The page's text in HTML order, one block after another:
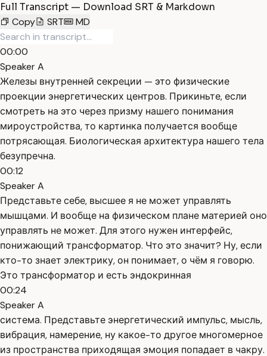
Full Transcript — Download SRT & Markdown
Copy
SRT MD
00:00
Speaker A
Железы внутренней секреции — это физические
проекции энергетических центров. Прикиньте, если
смотреть на это через призму нашего понимания
мироустройства, то картинка получается вообще
потрясающая. Биологическая архитектура нашего тела
безупречна.
00:12
Speaker A
Представьте себе, высшее я не может управлять
мышцами. И вообще на физическом плане материей оно
управлять не может. Для этого нужен интерфейс,
понижающий трансформатор. Что это значит? Ну, если
кто-то знает электрику, он понимает, о чём я говорю.
Это трансформатор и есть эндокринная
00:24
Speaker A
система. Представьте энергетический импульс, мысль,
вибрация, намерение, ну какое-то другое многомерное
из пространства приходящая эмоция попадает в чакру.